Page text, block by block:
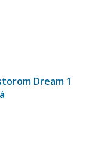
Dream 1